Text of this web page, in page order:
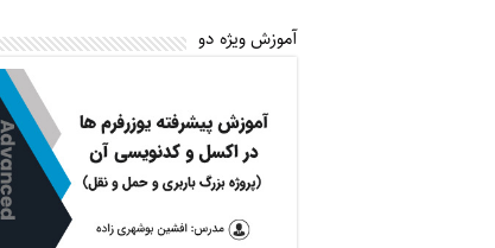
آموزش ویژه دو